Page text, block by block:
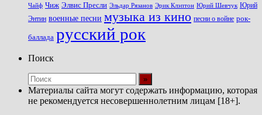
Чайф Чиж Элвис Пресли Эльдар Рязанов Эрик Клэптон Юрий Шевчук Юрий
Энтин военные песни музыка из кино песни о войне рок-
баллада русский рок
Поиск
Материалы сайта могут содержать информацию, которая
не рекомендуется несовершеннолетним лицам [18+].